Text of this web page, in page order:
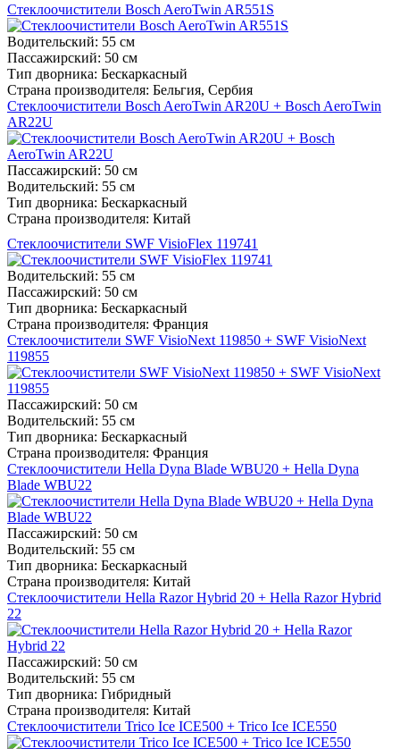
Стеклоочистители Bosch AeroTwin AR551S
Водительский: 55 см
Пассажирский: 50 см
Тип дворника: Бескаркасный
Страна производителя: Бельгия, Сербия
Стеклоочистители Bosch AeroTwin AR20U + Bosch AeroTwin
AR22U
Пассажирский: 50 см
Водительский: 55 см
Тип дворника: Бескаркасный
Страна производителя: Китай
Стеклоочистители SWF VisioFlex 119741
Водительский: 55 см
Пассажирский: 50 см
Тип дворника: Бескаркасный
Страна производителя: Франция
Стеклоочистители SWF VisioNext 119850 + SWF VisioNext
119855
Пассажирский: 50 см
Водительский: 55 см
Тип дворника: Бескаркасный
Страна производителя: Франция
Стеклоочистители Hella Dyna Blade WBU20 + Hella Dyna
Blade WBU22
Пассажирский: 50 см
Водительский: 55 см
Тип дворника: Бескаркасный
Страна производителя: Китай
Стеклоочистители Hella Razor Hybrid 20 + Hella Razor Hybrid
22
Пассажирский: 50 см
Водительский: 55 см
Тип дворника: Гибридный
Страна производителя: Китай
Стеклоочистители Trico Ice ICE500 + Trico Ice ICE550